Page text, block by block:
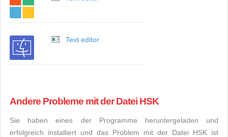
Text editor
Andere Probleme mit der Datei HSK
Sie haben eines der Programme heruntergeladen und
erfolgreich installiert und das Problem mit der Datei HSK ist